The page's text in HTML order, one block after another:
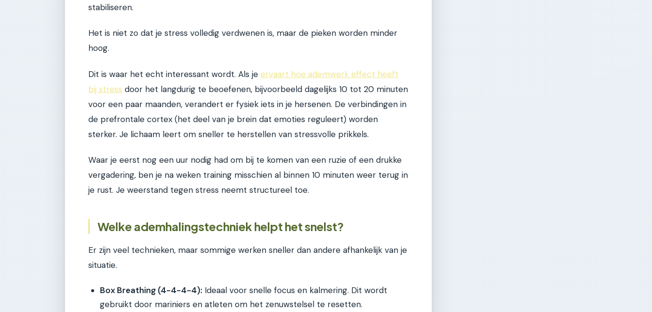
stabiliseren.
Het is niet zo dat je stress volledig verdwenen is, maar de pieken worden minder
hoog.
Dit is waar het echt interessant wordt. Als je ervaart hoe ademwerk effect heeft
bij stress door het langdurig te beoefenen, bijvoorbeeld dagelijks 10 tot 20 minuten
voor een paar maanden, verandert er fysiek iets in je hersenen. De verbindingen in
de prefrontale cortex (het deel van je brein dat emoties reguleert) worden
sterker. Je lichaam leert om sneller te herstellen van stressvolle prikkels.
Waar je eerst nog een uur nodig had om bij te komen van een ruzie of een drukke
vergadering, ben je na weken training misschien al binnen 10 minuten weer terug in
je rust. Je weerstand tegen stress neemt structureel toe.
Welke ademhalingstechniek helpt het snelst?
Er zijn veel technieken, maar sommige werken sneller dan andere afhankelijk van je
situatie.
Box Breathing (4-4-4-4): Ideaal voor snelle focus en kalmering. Dit wordt
gebruikt door mariniers en atleten om het zenuwstelsel te resetten.